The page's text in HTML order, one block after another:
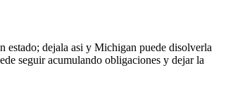
estado; dejala asi y Michigan puede disolverla
seguir acumulando obligaciones y dejar la